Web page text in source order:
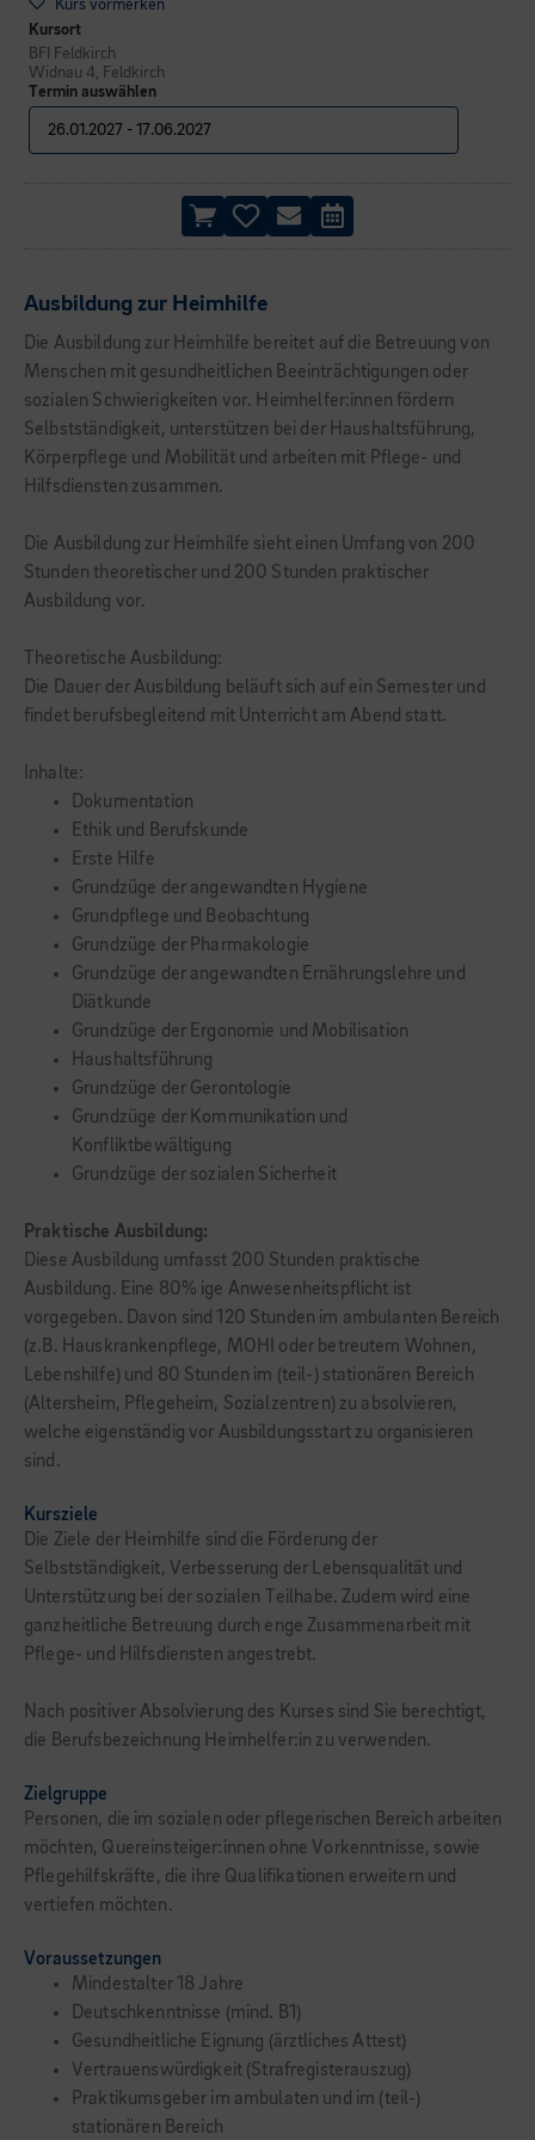
Kurs vormerken
Kursort
BFI Feldkirch
Widnau 4, Feldkirch
Termin auswählen
Ausbildung zur Heimhilfe
Die Ausbildung zur Heimhilfe bereitet auf die Betreuung von
Menschen mit gesundheitlichen Beeinträchtigungen oder
sozialen Schwierigkeiten vor. Heimhelfer:innen fördern
Selbstständigkeit, unterstützen bei der Haushaltsführung,
Körperpflege und Mobilität und arbeiten mit Pflege- und
Hilfsdiensten zusammen.
Die Ausbildung zur Heimhilfe sieht einen Umfang von 200
Stunden theoretischer und 200 Stunden praktischer
Ausbildung vor.
Theoretische Ausbildung:
Die Dauer der Ausbildung beläuft sich auf ein Semester und
findet berufsbegleitend mit Unterricht am Abend statt.
Inhalte:
Dokumentation
Ethik und Berufskunde
Erste Hilfe
Grundzüge der angewandten Hygiene
Grundpflege und Beobachtung
Grundzüge der Pharmakologie
Grundzüge der angewandten Ernährungslehre und
Diätkunde
Grundzüge der Ergonomie und Mobilisation
Haushaltsführung
Grundzüge der Gerontologie
Grundzüge der Kommunikation und
Konfliktbewältigung
Grundzüge der sozialen Sicherheit
Praktische Ausbildung:
Diese Ausbildung umfasst 200 Stunden praktische
Ausbildung. Eine 80% ige Anwesenheitspflicht ist
vorgegeben. Davon sind 120 Stunden im ambulanten Bereich
(z.B. Hauskrankenpflege, MOHI oder betreutem Wohnen,
Lebenshilfe) und 80 Stunden im (teil-) stationären Bereich
(Altersheim, Pflegeheim, Sozialzentren) zu absolvieren,
welche eigenständig vor Ausbildungsstart zu organisieren
sind.
Kursziele
Die Ziele der Heimhilfe sind die Förderung der
Selbstständigkeit, Verbesserung der Lebensqualität und
Unterstützung bei der sozialen Teilhabe. Zudem wird eine
ganzheitliche Betreuung durch enge Zusammenarbeit mit
Pflege- und Hilfsdiensten angestrebt.
Nach positiver Absolvierung des Kurses sind Sie berechtigt,
die Berufsbezeichnung Heimhelfer:in zu verwenden.
Zielgruppe
Personen, die im sozialen oder pflegerischen Bereich arbeiten
möchten, Quereinsteiger:innen ohne Vorkenntnisse, sowie
Pflegehilfskräfte, die ihre Qualifikationen erweitern und
vertiefen möchten.
Voraussetzungen
Mindestalter 18 Jahre
Deutschkenntnisse (mind. B1)
Gesundheitliche Eignung (ärztliches Attest)
Vertrauenswürdigkeit (Strafregisterauszug)
Praktikumsgeber im ambulaten und im (teil-)
stationären Bereich